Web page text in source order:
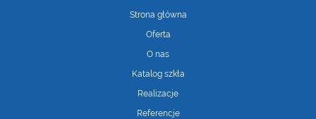
Strona główna
Oferta
O nas
Katalog szkła
Realizacje
Referencje